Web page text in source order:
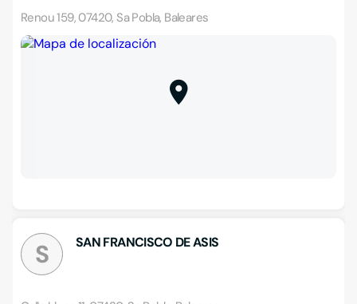
Renou 159, 07420, Sa Pobla, Baleares
S SAN FRANCISCO DE ASIS